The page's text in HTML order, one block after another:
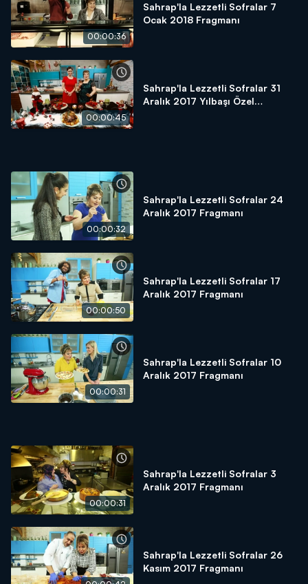
00:00:36
Sahrap'la Lezzetli Sofralar 7
Ocak 2018 Fragmanı
00:00:45
Sahrap'la Lezzetli Sofralar 31
Aralık 2017 Yılbaşı Özel
00:00:32
Sahrap'la Lezzetli Sofralar 24
Aralık 2017 Fragmanı
00:00:50
Sahrap'la Lezzetli Sofralar 17
Aralık 2017 Fragmanı
00:00:31
Sahrap'la Lezzetli Sofralar 10
Aralık 2017 Fragmanı
00:00:31
Sahrap'la Lezzetli Sofralar 3
Aralık 2017 Fragmanı
Sahrap'la Lezzetli Sofralar 26
Kasım 2017 Fragmanı